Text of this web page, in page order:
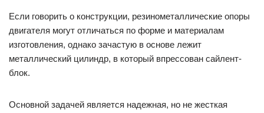
Если говорить о конструкции, резинометаллические опоры
двигателя могут отличаться по форме и материалам
изготовления, однако зачастую в основе лежит
металлический цилиндр, в который впрессован сайлент-
блок.
Основной задачей является надежная, но не жесткая